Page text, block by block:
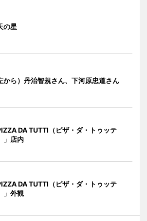
の星
から）丹治智規さん、下河原忠道さん
DA TUTTI（ピザ・ダ・トゥッテ
」店内
DA TUTTI（ピザ・ダ・トゥッテ
」外観